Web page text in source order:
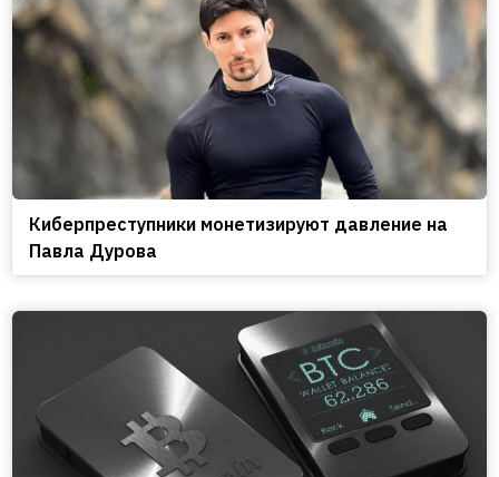
Киберпреступники монетизируют давление на
Павла Дурова